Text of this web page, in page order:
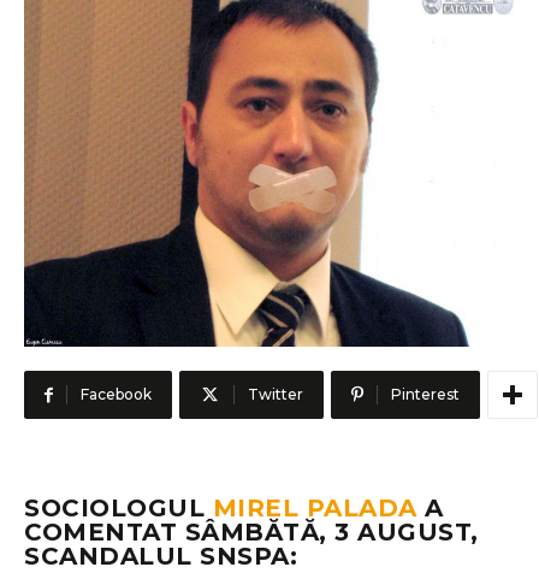
Facebook Twitter Pinterest
SOCIOLOGUL MIREL PALADAA
COMENTAT SÂMBĂTĂ, 3 AUGUST,
SCANDALUL SNSPA: